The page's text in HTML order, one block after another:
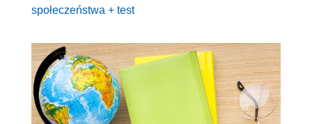
społeczeństwa + test